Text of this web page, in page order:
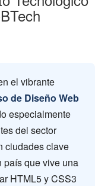
el vibrante
de Diseño Web
especialmente
del sector
ciudades clave
país que vive una
HTML5 y CSS3